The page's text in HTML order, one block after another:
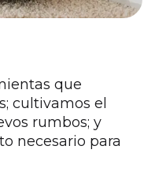
que
cultivamos el
rumbos; y
necesario para